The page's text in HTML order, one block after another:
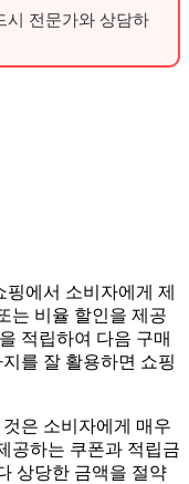
시 전문가와 상담하
에서 소비자에게 제
는 비율 할인을 제공
적립하여 다음 구매
를 잘 활용하면 쇼핑
은 소비자에게 매우
공하는 쿠폰과 적립금
상당한 금액을 절약